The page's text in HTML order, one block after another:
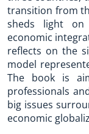
transition from
sheds light
economic
reflects on the
model
The book is
professionals
big issues
economic